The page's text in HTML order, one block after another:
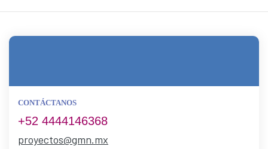
CONTÁCTANOS
+52 4444146368
proyectos@gmn.mx